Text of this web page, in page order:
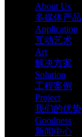
About Us
多媒体产品
Application
互动艺术
Art
解决方案
Solution
工程案例
Project
我们的优势
Goodness
新闻中心